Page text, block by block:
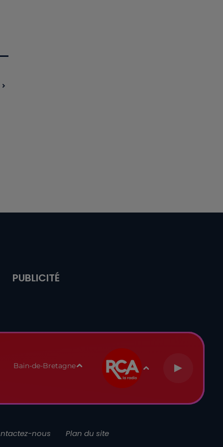
PUBLICITÉ
Bain-de-Bretagne
nous Plan du site